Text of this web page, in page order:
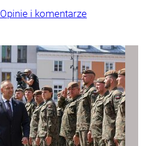
Opinie i komentarze